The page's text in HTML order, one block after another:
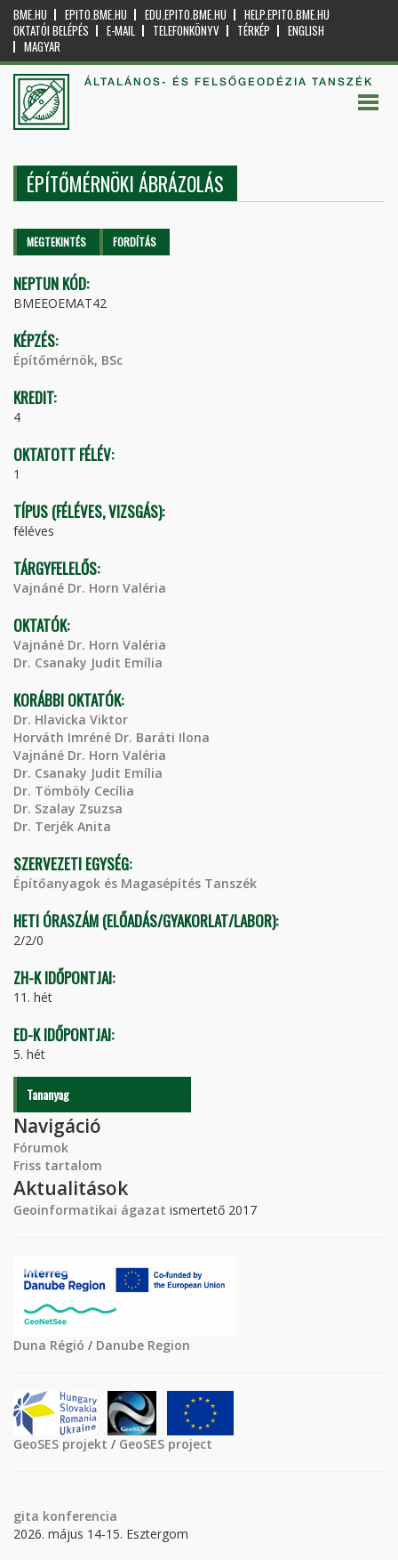
BME.HU EPITO.BME.HU EDU.EPITO.BME.HU
HELP.EPITO.BME.HU
OKTATÓI BELÉPÉS
E-MAIL TELEFONKÖNYV TÉRKÉP
ENGLISH
MAGYAR
ÁLTALÁNOS- ÉS FELSŐGEODÉZIA TANSZÉK
ÉPÍTŐMÉRNÖKI ÁBRÁZOLÁS
Elsődleges fülek
MEGTEKINTÉS (AKTÍVFORDÍTÁS
NEPTUN KÓD:
BMEEOEMAT42
KÉPZÉS:
Építőmérnök, BSc
KREDIT:
4
OKTATOTT FÉLÉV:
1
TÍPUS (FÉLÉVES, VIZSGÁS):
féléves
TÁRGYFELELŐS:
Vajnáné Dr. Horn Valéria
OKTATÓK:
Vajnáné Dr. Horn Valéria
Dr. Csanaky Judit Emília
KORÁBBI OKTATÓK:
Dr. Hlavicka Viktor
Horváth Imréné Dr. Baráti Ilona
Vajnáné Dr. Horn Valéria
Dr. Csanaky Judit Emília
Dr. Tömböly Cecília
Dr. Szalay Zsuzsa
Dr. Terjék Anita
SZERVEZETI EGYSÉG:
Építőanyagok és Magasépítés Tanszék
HETI ÓRASZÁM (ELŐADÁS/GYAKORLAT/LABOR):
2/2/0
ZH-K IDŐPONTJAI:
11. hét
ED-K IDŐPONTJAI:
5. hét
Tananyag
Navigáció
Fórumok
Friss tartalom
Aktualitások
Geoinformatikai ágazat ismertető 2017
Duna Régió / Danube Region
GeoSES projekt / GeoSES project
gita konferencia
2026. május 14-15. Esztergom